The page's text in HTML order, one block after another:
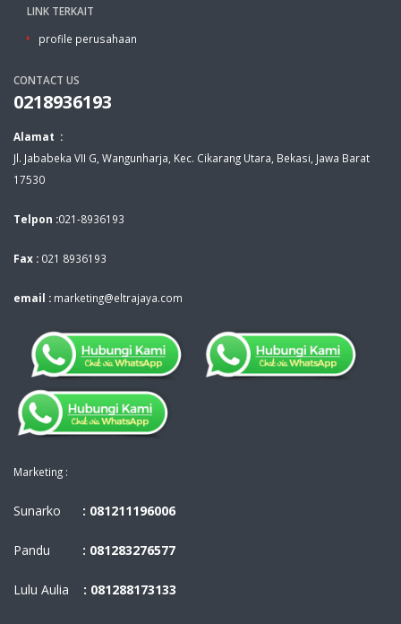
LINK TERKAIT
profile perusahaan
CONTACT US
0218936193
Alamat :
Jl. Jababeka VII G, Wangunharja, Kec. Cikarang Utara, Bekasi, Jawa Barat
17530
Telpon :021-8936193
Fax : 021 8936193
email : marketing@eltrajaya.com
Marketing :
Sunarko : 081211196006
Pandu : 081283276577
Lulu Aulia : 081288173133